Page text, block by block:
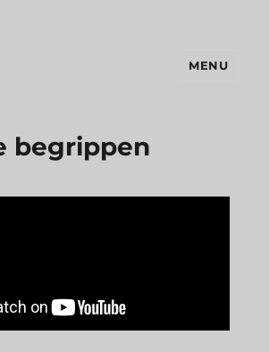
MENU
begrippen